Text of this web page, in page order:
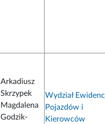
Arkadiusz
Skrzypek
Magdalena
Godzik-
Wydział
Pojazdów i
Kierowców